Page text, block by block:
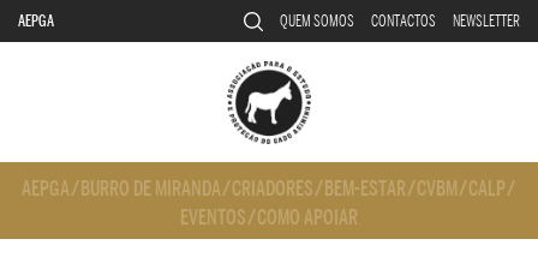
AEPGA QUEM SOMOS CONTACTOS NEWSLETTER
AEPGA/ BURRO DE MIRANDA/CRIADORES/ BEM-ESTAR/CVBM/CALP/
EVENTOS/COMO APOIAR